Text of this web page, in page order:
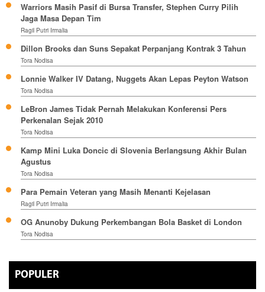
Warriors Masih Pasif di Bursa Transfer, Stephen Curry Pilih
Jaga Masa Depan Tim
Ragil Putri Irmalia
Dillon Brooks dan Suns Sepakat Perpanjang Kontrak 3 Tahun
Tora Nodisa
Lonnie Walker IV Datang, Nuggets Akan Lepas Peyton Watson
Tora Nodisa
LeBron James Tidak Pernah Melakukan Konferensi Pers
Perkenalan Sejak 2010
Tora Nodisa
Kamp Mini Luka Doncic di Slovenia Berlangsung Akhir Bulan
Agustus
Tora Nodisa
Para Pemain Veteran yang Masih Menanti Kejelasan
Ragil Putri Irmalia
OG Anunoby Dukung Perkembangan Bola Basket di London
Tora Nodisa
POPULER